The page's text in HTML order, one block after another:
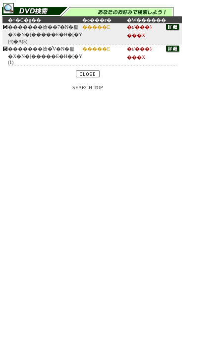
�^�C�g�� �o���ғ�
�W������
�������搶��7�N�푈
�X�N�[�����E�H�[�Y
(4)�A(5)
�����E
�t/���}
���X
�������搶�̂V�N�푈
�X�N�[�����E�H�[�Y
(1)
�����E
�t/���}
���X
SEARCH TOP